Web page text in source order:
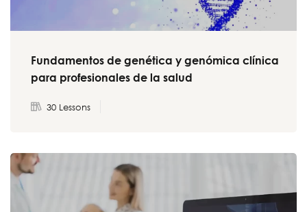
Fundamentos de genética y genómica clínica
para profesionales de la salud
30 Lessons